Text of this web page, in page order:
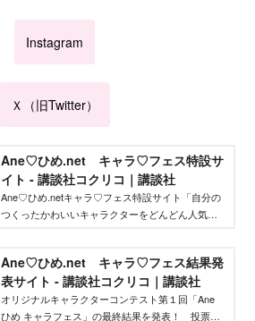
Instagram
Ｘ（旧Twitter）
Ane♡ひめ.net キャラ♡フェス特設サ
イト - 講談社コクリコ｜講談社
Ane♡ひめ.netキャラ♡フェス特設サイト「自分の
つくったかわいいキャラクターをどんどん人気者
作りたいクリエイターを応援するイベントです！
Ane♡ひめ.net キャラ♡フェス結果発
表サイト - 講談社コクリコ｜講談社
オリジナルキャラクターコンテスト第１回「Ane
ひめ キャラフェス」の最終結果を発表！ 投票結